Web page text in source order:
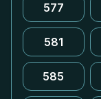
577
581
585